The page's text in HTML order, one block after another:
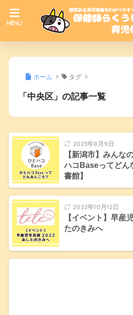
ホーム タグ
「中央区」の記事一覧
2023年8月9日
【新潟市】みん
ハコBaseってどん
書館】
2022年10月12日
【イベント】早
たのきみへ